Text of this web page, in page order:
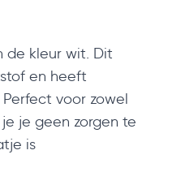
de kleur wit. Dit
en heeft
voor zowel
je geen zorgen te
is